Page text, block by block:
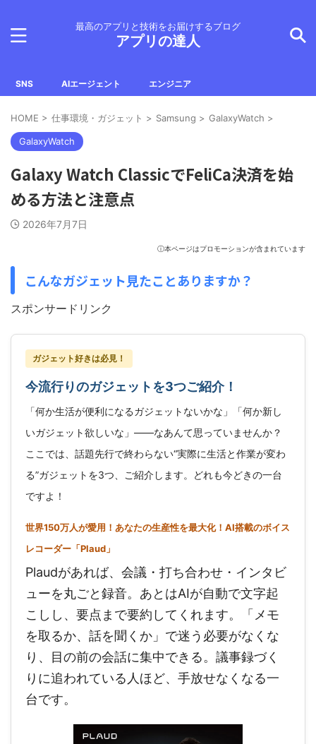
最高のアプリと技術をお届けするブログ
アプリの達人
SNS AIエージェント エンジニア
HOME > 仕事環境・ガジェット > Samsung > GalaxyWatch >
GalaxyWatch
Galaxy Watch ClassicでFeliCa決済を始
める方法と注意点
2026年7月7日
ⓘ本ページはプロモーションが含まれています
こんなガジェット見たことありますか？
スポンサードリンク
ガジェット好きは必見！
今流行りのガジェットを3つご紹介！
「何か生活が便利になるガジェットないかな」「何か新し
いガジェット欲しいな」——なあんて思っていませんか？
ここでは、話題先行で終わらない“実際に生活と作業が変わ
る”ガジェットを3つ、ご紹介します。どれも今どきの一台
ですよ！
世界150万人が愛用！あなたの生産性を最大化！AI搭載のボイス
レコーダー「Plaud」
Plaudがあれば、会議・打ち合わせ・インタビ
ューを丸ごと録音。あとはAIが自動で文字起
こしし、要点まで要約してくれます。「メモ
を取るか、話を聞くか」で迷う必要がなくな
り、目の前の会話に集中できる。議事録づく
りに追われている人ほど、手放せなくなる一
台です。